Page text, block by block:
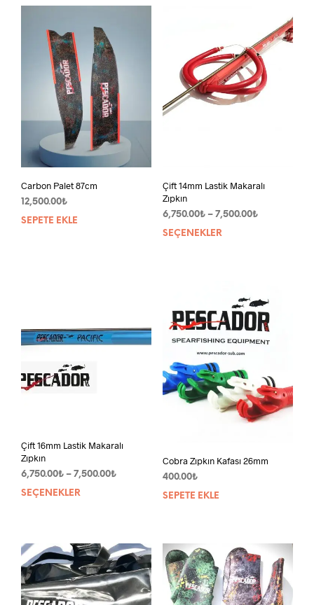
Carbon Palet 87cm
12,500.00₺
SEPETE EKLE
Çift 14mm Lastik Makaralı
Zıpkın
6,750.00₺ – 7,500.00₺Fiyat
SEÇENEKLER
Çift 16mm Lastik Makaralı
Zıpkın
6,750.00₺ – 7,500.00₺Fiyat
SEÇENEKLER
Bu
varyasyonu
var.
Seçenekler
ürün
Cobra Zıpkın Kafası 26mm
400.00₺
SEPETE EKLE